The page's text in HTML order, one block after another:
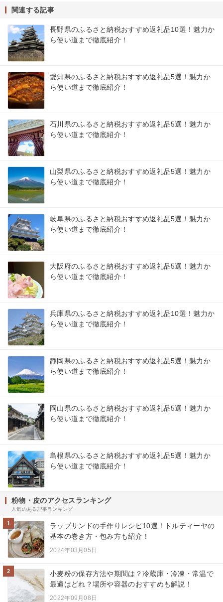
関連する記事
長野県のふるさと納税おすすめ返礼品10選！魅力か
ら使い道まで徹底紹介！
愛知県のふるさと納税おすすめ返礼品5選！魅力か
ら使い道まで徹底紹介！
石川県のふるさと納税おすすめ返礼品5選！魅力か
ら使い道まで徹底紹介！
山梨県のふるさと納税おすすめ返礼品5選！魅力か
ら使い道まで徹底紹介！
岐阜県のふるさと納税おすすめ返礼品5選！魅力か
ら使い道まで徹底紹介！
大阪府のふるさと納税おすすめ返礼品5選！魅力か
ら使い道まで徹底紹介！
兵庫県のふるさと納税おすすめ返礼品10選！魅力か
ら使い道まで徹底紹介！
静岡県のふるさと納税おすすめ返礼品5選！魅力か
ら使い道まで徹底紹介！
岡山県のふるさと納税おすすめ返礼品5選！魅力か
ら使い道まで徹底紹介！
島根県のふるさと納税おすすめ返礼品5選！魅力か
ら使い道まで徹底紹介！
粉物・皮のアクセスランキング
人気のある記事ランキング
1
ラップサンドの手作りレシピ10選！トルティーヤの
基本の巻き方・包み方も紹介！
2024年03月05日
2
小麦粉の保存方法や期間は？冷蔵庫・冷凍・常温で
最適はどれ？場所や容器のおすすめも解説！
2022年09月08日